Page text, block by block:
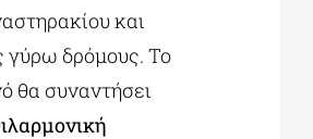
και
γύρω δρόμους. Το
θα συναντήσει